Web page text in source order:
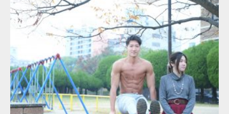
Update:2021.07.6
Category:公園のマッチョ その他 AKIHITO(細マッチョ) 腹筋
ダウンロード